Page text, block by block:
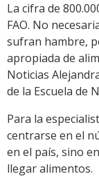
La cifra de
FAO. No
sufran hambre,
apropiada de
Noticias
de la Escuela de
Para la
centrarse en el
en el país, sino
llegar alimentos.